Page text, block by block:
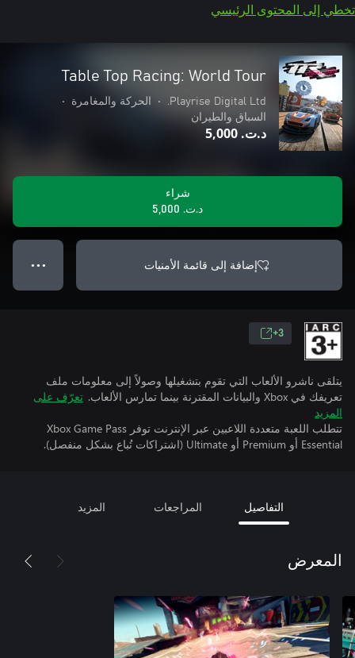
تخطي إلى المحتوى الرئيسي
Table Top Racing: World Tour
Playrise Digital Ltd.
• الحركة والمغامرة
•
السباق والطيران
د.ت.‏ 5,000
شراء
د.ت.‏ 5,000
إضافة إلى قائمة الأمنيات ● ● ●
3+
يتلقى ناشرو الألعاب التي تقوم بتشغيلها وصولاً إلى معلومات ملف
تعريفك في Xbox والبيانات المقترنة بينما تمارس الألعاب.
تعرّف على
المزيد
تتطلب اللعبة متعددة اللاعبين عبر الإنترنت توفر Xbox Game Pass
Essential أو Premium أو Ultimate (اشتراكات تُباع بشكل منفصل).
التفاصيل المراجعات المزيد
المعرض